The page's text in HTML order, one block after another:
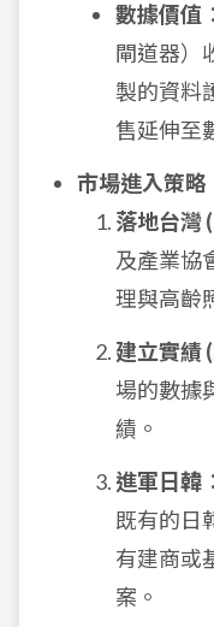
數據價值
閘道器）
製的資料
售延伸至
市場進入策略
落地台灣
及產業協
理與高齡
建立實績
場的數據
績。
進軍日韓
既有的日
有建商或
案。